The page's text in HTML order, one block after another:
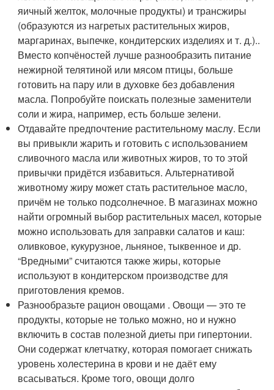
яичный желток, молочные продукты) и трансжиры
(образуются из нагретых растительных жиров,
маргаринах, выпечке, кондитерских изделиях и т. д.)..
Вместо копчёностей лучше разнообразить питание
нежирной телятиной или мясом птицы, больше
готовить на пару или в духовке без добавления
масла. Попробуйте поискать полезные заменители
соли и жира, например, есть больше зелени.
Отдавайте предпочтение растительному маслу. Если
вы привыкли жарить и готовить с использованием
сливочного масла или животных жиров, то то этой
привычки придётся избавиться. Альтернативой
животному жиру может стать растительное масло,
причём не только подсолнечное. В магазинах можно
найти огромный выбор растительных масел, которые
можно использовать для заправки салатов и каш:
оливковое, кукурузное, льняное, тыквенное и др.
“Вредными” считаются также жиры, которые
используют в кондитерском производстве для
приготовления кремов.
Разнообразьте рацион овощами . Овощи — это те
продукты, которые не только можно, но и нужно
включить в состав полезной диеты при гипертонии.
Они содержат клетчатку, которая помогает снижать
уровень холестерина в крови и не даёт ему
всасываться. Кроме того, овощи долго